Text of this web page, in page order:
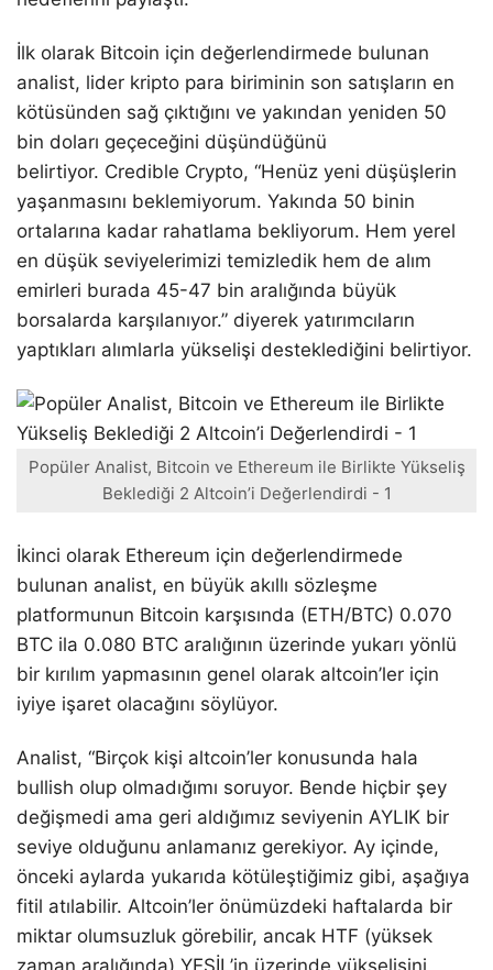
İlk olarak Bitcoin için değerlendirmede bulunan
analist, lider kripto para biriminin son satışların en
kötüsünden sağ çıktığını ve yakından yeniden 50
bin doları geçeceğini düşündüğünü
belirtiyor. Credible Crypto, “Henüz yeni düşüşlerin
yaşanmasını beklemiyorum. Yakında 50 binin
ortalarına kadar rahatlama bekliyorum. Hem yerel
en düşük seviyelerimizi temizledik hem de alım
emirleri burada 45-47 bin aralığında büyük
borsalarda karşılanıyor.” diyerek yatırımcıların
yaptıkları alımlarla yükselişi desteklediğini belirtiyor.
Popüler Analist, Bitcoin ve Ethereum ile Birlikte Yükseliş
Beklediği 2 Altcoin’i Değerlendirdi - 1
İkinci olarak Ethereum için değerlendirmede
bulunan analist, en büyük akıllı sözleşme
platformunun Bitcoin karşısında (ETH/BTC) 0.070
BTC ila 0.080 BTC aralığının üzerinde yukarı yönlü
bir kırılım yapmasının genel olarak altcoin’ler için
iyiye işaret olacağını söylüyor.
Analist, “Birçok kişi altcoin’ler konusunda hala
bullish olup olmadığımı soruyor. Bende hiçbir şey
değişmedi ama geri aldığımız seviyenin AYLIK bir
seviye olduğunu anlamanız gerekiyor. Ay içinde,
önceki aylarda yukarıda kötüleştiğimiz gibi, aşağıya
fitil atılabilir. Altcoin’ler önümüzdeki haftalarda bir
miktar olumsuzluk görebilir, ancak HTF (yüksek
zaman aralığında) YEŞİL’in üzerinde yükselişini